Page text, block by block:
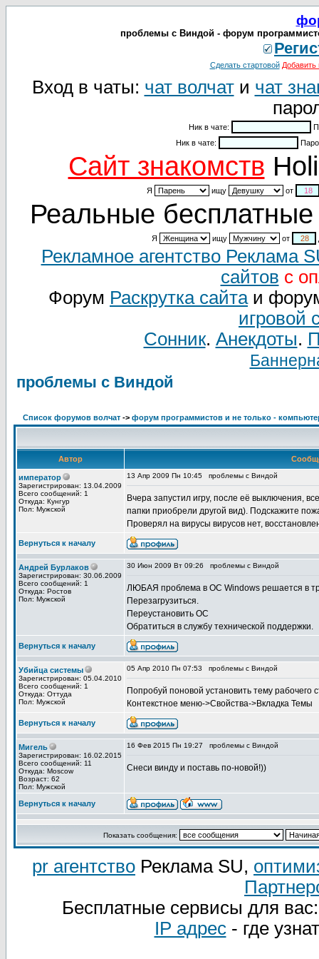
проблемы с Виндой - форум
Сделать стартовой Добавить
Вход в чаты: чат волчати чат
Ник в чате:
Ник в чате:
Cайт знакомств
Я ищу от
Реальные бесплатные
Я ищу от
Рекламное агентство Реклама
сайтов с
Форум Раскрутка сайтаи
игровой
Сонник. Анекдоты.
проблемы с Виндой
Список форумов волчат -> форум программистов и не только -
Автор
император
Зарегистрирован: 13.04.2009
Всего сообщений: 1
Откуда: Кунгур
Пол: Мужской
13 Апр 2009 Пн 10:45 проблемы с Виндой
Вчера запустил игру, после её выключения,
папки приобрели другой вид). Подскажите
Проверял на вирусы вирусов нет,
Вернуться к началу
Андрей Бурлаков
Зарегистрирован: 30.06.2009
Всего сообщений: 1
Откуда: Ростов
Пол: Мужской
30 Июн 2009 Вт 09:26 проблемы с Виндой
ЛЮБАЯ проблема в ОС Windows решается в
Перезагрузиться.
Переустановить ОС
Обратиться в службу технической поддержки.
Вернуться к началу
Убийца системы
Зарегистрирован: 05.04.2010
Всего сообщений: 1
Откуда: Оттуда
Пол: Мужской
05 Апр 2010 Пн 07:53 проблемы с Виндой
Попробуй поновой установить тему рабочего
Контекстное меню->Свойства->Вкладка Темы
Вернуться к началу
Мигель
Зарегистрирован: 16.02.2015
Всего сообщений: 11
Откуда: Moscow
Возраст: 62
Пол: Мужской
16 Фев 2015 Пн 19:27 проблемы с Виндой
Снеси винду и поставь по-новой!))
Вернуться к началу
Показать сообщения:
pr агентство Реклама SU,
Бесплатные сервисы для
IP адрес- где